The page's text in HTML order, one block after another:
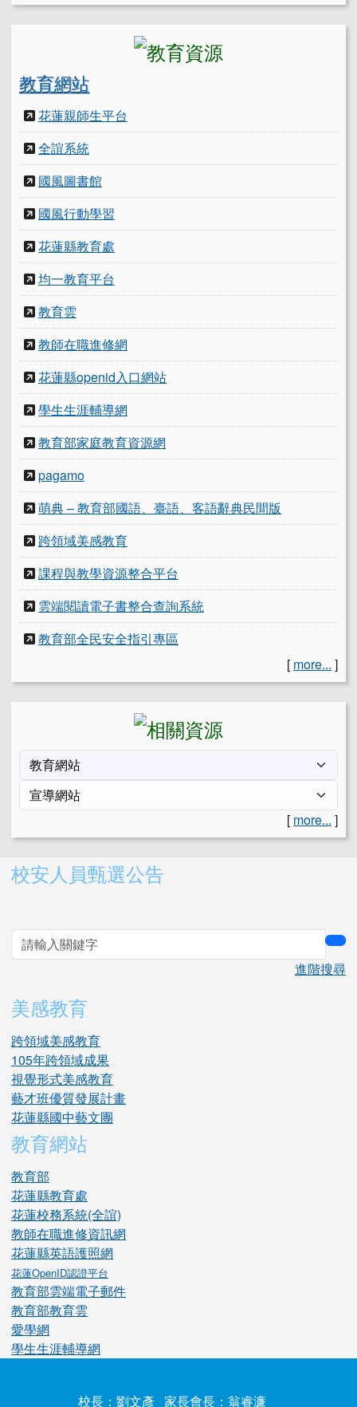
教育網站
花蓮親師生平台
全誼系統
國風圖書館
國風行動學習
花蓮縣教育處
均一教育平台
教育雲
教師在職進修網
花蓮縣openid入口網站
學生生涯輔導網
教育部家庭教育資源網
pagamo
萌典 – 教育部國語、臺語、客語辭典民間版
跨領域美感教育
課程與教學資源整合平台
雲端閱讀電子書整合查詢系統
教育部全民安全指引專區
[ more... ]
[ more... ]
右邊區域內容
校安人員甄選公告
進階搜尋
美感教育
跨領域美感教育
105年跨領域成果
視覺形式美感教育
藝才班優質發展計畫
花蓮縣國中藝文團
教育網站
教育部
花蓮縣教育處
花蓮校務系統(全誼)
教師在職進修資訊網
花蓮縣英語護照網
花蓮OpenID認證平台
教育部雲端電子郵件
教育部教育雲
愛學網
學生生涯輔導網
校長：劉文彥 家長會長：翁睿濂